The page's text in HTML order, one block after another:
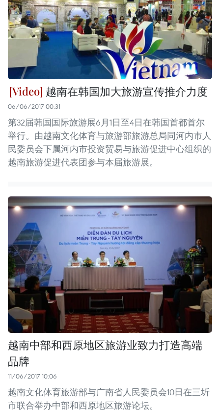
越南在韩国加大旅游宣传推介力度
06/06/2017 00:31
第32届韩国国际旅游展6月1日至4日在韩国首都首尔
举行。由越南文化体育与旅游部旅游总局同河内市人
民委员会下属河内市投资贸易与旅游促进中心组织的
越南旅游促进代表团参与本届旅游展。
越南中部和西原地区旅游业致力打造高端
品牌
11/06/2017 10:06
越南文化体育旅游部与广南省人民委员会10日在三圻
市联合举办中部和西原地区旅游论坛。